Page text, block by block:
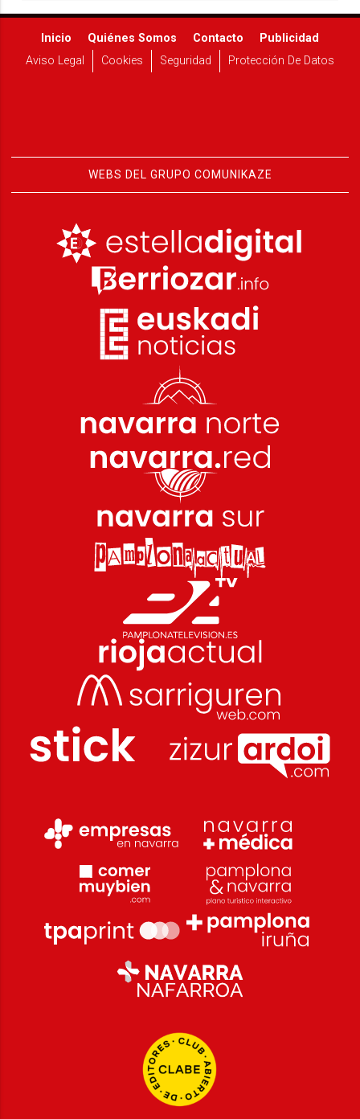
Inicio Quiénes Somos Contacto
Publicidad
Aviso Legal
Cookies Seguridad Protección De Datos
WEBS DEL GRUPO COMUNIKAZE